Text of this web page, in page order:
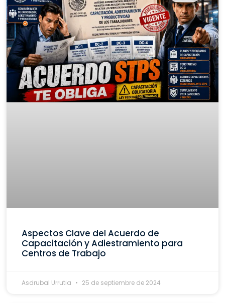
Aspectos Clave del Acuerdo de
Capacitación y Adiestramiento para
Centros de Trabajo
Asdrubal Urrutia 25 de septiembre de 2024